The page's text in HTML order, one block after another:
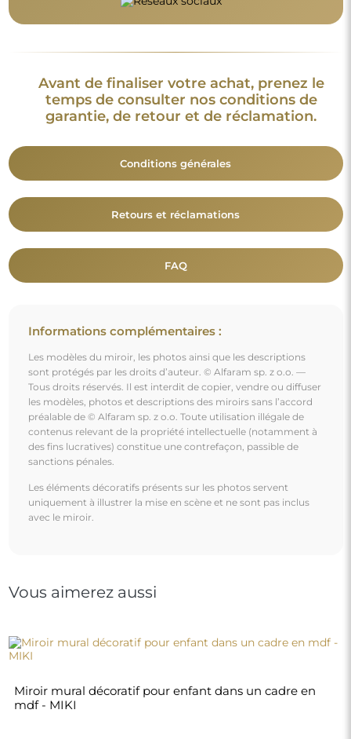
Avant de finaliser votre achat, prenez le
temps de consulter nos conditions de
garantie, de retour et de réclamation.
Conditions générales
Retours et réclamations
FAQ
Informations complémentaires :
Les modèles du miroir, les photos ainsi que les descriptions
sont protégés par les droits d’auteur. © Alfaram sp. z o.o. —
Tous droits réservés. Il est interdit de copier, vendre ou diffuser
les modèles, photos et descriptions des miroirs sans l’accord
préalable de © Alfaram sp. z o.o. Toute utilisation illégale de
contenus relevant de la propriété intellectuelle (notamment à
des fins lucratives) constitue une contrefaçon, passible de
sanctions pénales.
Les éléments décoratifs présents sur les photos servent
uniquement à illustrer la mise en scène et ne sont pas inclus
avec le miroir.
Vous aimerez aussi
Miroir mural décoratif pour enfant dans un cadre en
mdf - MIKI